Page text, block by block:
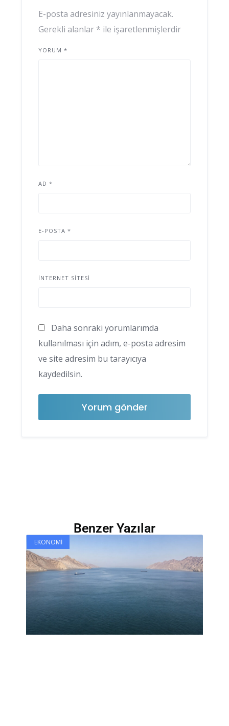
E-posta adresiniz yayınlanmayacak.
Gerekli alanlar * ile işaretlenmişlerdir
YORUM *
AD *
E-POSTA *
İNTERNET SITESI
Daha sonraki yorumlarımda
kullanılması için adım, e-posta adresim
ve site adresim bu tarayıcıya
kaydedilsin.
Benzer Yazılar
EKONOMI